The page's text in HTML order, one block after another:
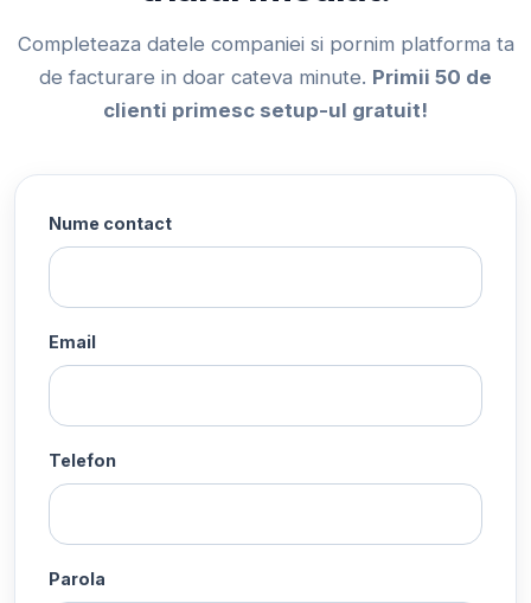
Completeaza datele companiei si pornim platforma ta
de facturare in doar cateva minute. Primii 50 de
clienti primesc setup-ul gratuit!
Nume contact
Email
Telefon
Parola